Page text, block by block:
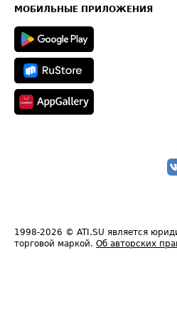
Техническая информация
МОБИЛЬНЫЕ ПРИЛОЖЕНИЯ
1998-2026 © ATI.SU является
торговой маркой. Об авторских